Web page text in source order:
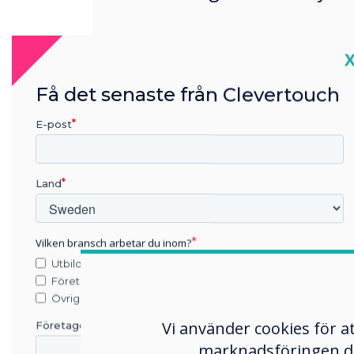
Download the file
Place the folder
of a USB Drive
Place the USB Drive
Vi använder cookies för
Få det senaste från Clevertouch
E-post
Land
Vilken bransch arbetar du inom?
Utbildning
Företag
Övriga
Företagets namn